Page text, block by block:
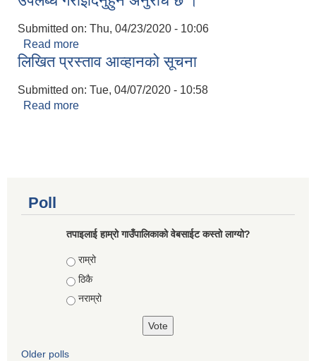
Submitted on: Thu, 04/23/2020 - 10:06
Read more
विवरण तपशिलको पत्रको ढाचाँमा यथाशिध्र चाडो उपलब्ध
लिखित प्रस्ताव आव्हानको सूचना
Submitted on: Tue, 04/07/2020 - 10:58
Read more
Poll
तपाइलाई हाम्रो गाउँपालिकाको वेबसाईट कस्तो लाग्यो?
Choices
राम्रो
ठिकै
नराम्रो
Older polls